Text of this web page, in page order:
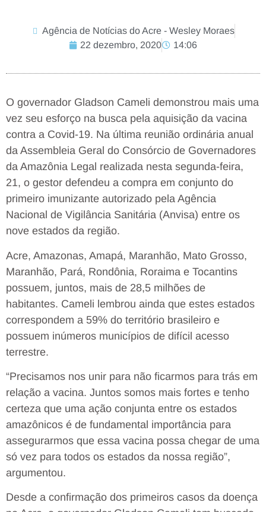
Agência de Notícias do Acre - Wesley Moraes
22 dezembro, 2020
14:06
O governador Gladson Cameli demonstrou mais uma
vez seu esforço na busca pela aquisição da vacina
contra a Covid-19. Na última reunião ordinária anual
da Assembleia Geral do Consórcio de Governadores
da Amazônia Legal realizada nesta segunda-feira,
21, o gestor defendeu a compra em conjunto do
primeiro imunizante autorizado pela Agência
Nacional de Vigilância Sanitária (Anvisa) entre os
nove estados da região.
Acre, Amazonas, Amapá, Maranhão, Mato Grosso,
Maranhão, Pará, Rondônia, Roraima e Tocantins
possuem, juntos, mais de 28,5 milhões de
habitantes. Cameli lembrou ainda que estes estados
correspondem a 59% do território brasileiro e
possuem inúmeros municípios de difícil acesso
terrestre.
“Precisamos nos unir para não ficarmos para trás em
relação a vacina. Juntos somos mais fortes e tenho
certeza que uma ação conjunta entre os estados
amazônicos é de fundamental importância para
assegurarmos que essa vacina possa chegar de uma
só vez para todos os estados da nossa região”,
argumentou.
Desde a confirmação dos primeiros casos da doença